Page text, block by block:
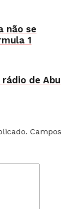
não se
1
de Abu
Campos